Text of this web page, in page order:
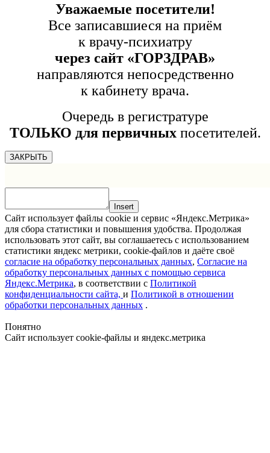
Уважаемые посетители!
Все записавшиеся на приём
к врачу-психиатру
через сайт «ГОРЗДРАВ»
направляются непосредственно
к кабинету врача.
Очередь в регистратуре
ТОЛЬКО для первичныхпосетителей.
ЗАКРЫТЬ
Insert
Сайт использует файлы cookie и сервис «Яндекс.Метрика»
для сбора статистики и повышения удобства. Продолжая
использовать этот сайт, вы соглашаетесь с использованием
статистики яндекс метрики, cookie-файлов и даёте своё
согласие на обработку персональных данных, Согласие на
обработку персональных данных с помощью сервиса
Яндекс.Метрика, в соответствии с Политикой
конфиденциальности сайта, и Политикой в отношении
обработки персональных данных .
Понятно
Сайт использует cookie-файлы и яндекс.метрика